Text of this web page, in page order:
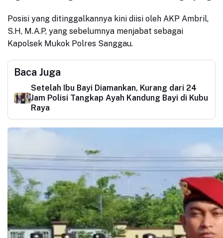
Posisi yang ditinggalkannya kini diisi oleh AKP Ambril,
S.H, M.A.P, yang sebelumnya menjabat sebagai
Kapolsek Mukok Polres Sanggau.
Baca Juga
Setelah Ibu Bayi Diamankan, Kurang dari 24
Jam Polisi Tangkap Ayah Kandung Bayi di Kubu
Raya